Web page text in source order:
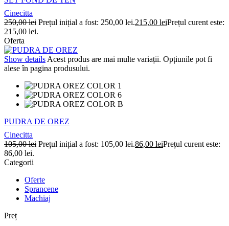
Cinecitta
250,00lei Prețul inițial a fost: 250,00 lei.215,00 leiPrețul curent este:
215,00 lei.
Oferta
Show detailsAcest produs are mai multe variații. Opțiunile pot fi
alese în pagina produsului.
PUDRA DE OREZ
Cinecitta
105,00lei Prețul inițial a fost: 105,00 lei.86,00 leiPrețul curent este:
86,00 lei.
Categorii
Oferte
Sprancene
Machiaj
Preț